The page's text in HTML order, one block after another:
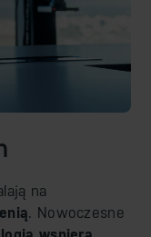
na
. Nowoczesne